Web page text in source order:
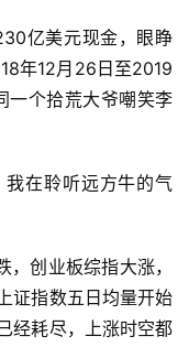
亿美元现金，眼睁
年12月26日至2019
一个拾荒大爷嘲笑李
在聆听远方牛的气
创业板综指大涨，
证指数五日均量开始
经耗尽，上涨时空都